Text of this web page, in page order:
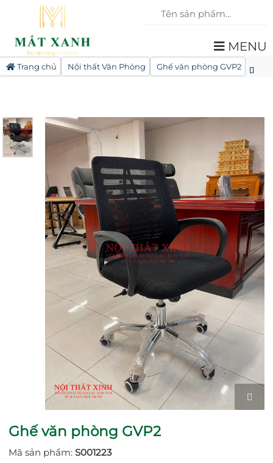
MENU
Trang chủ Nội thất Văn Phòng Ghế văn phòng GVP2
Ghế văn phòng GVP2
Mã sản phẩm: S001223